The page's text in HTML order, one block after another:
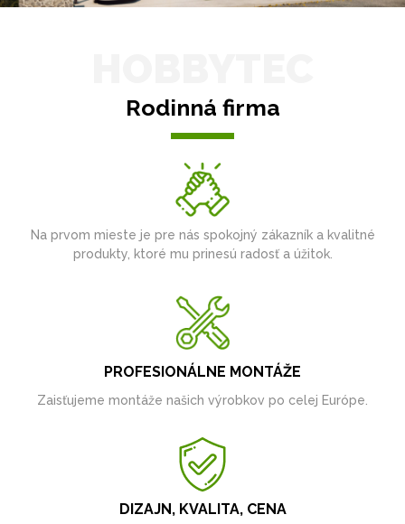
Rodinná firma
Na prvom mieste je pre nás spokojný zákazník a kvalitné
produkty, ktoré mu prinesú radosť a úžitok.
PROFESIONÁLNE MONTÁŽE
Zaisťujeme montáže našich výrobkov po celej Európe.
DIZAJN, KVALITA, CENA